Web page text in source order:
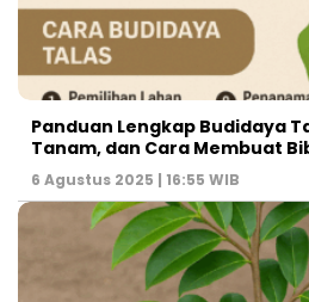
Panduan Lengkap Budidaya
Tanam, dan Cara Membuat
6 Agustus 2025 | 16:55 WIB